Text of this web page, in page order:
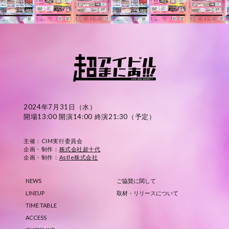
2024年7月31日（水）
開場13:00 開演14:00 終演21:30（予定）
主催：CIM実行委員会
企画・制作： 株式会社超十代
企画・制作： Astle株式会社
NEWS
LINEUP
TIME TABLE
ACCESS
ご協賛に関して
取材・リリースについて